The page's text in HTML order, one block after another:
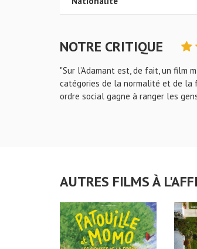
NOTRE CRITIQUE
"Sur l’Adamant est, de fait, un film
catégories de la normalité et de la
ordre social gagne à ranger les
AUTRES FILMS À